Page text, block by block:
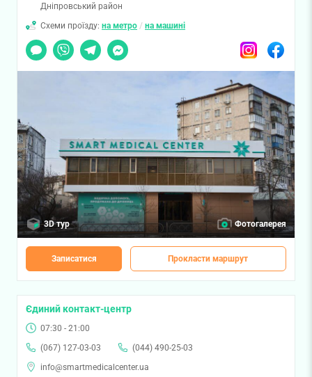
Дніпровський район
Схеми проїзду: на метро / на машині
Чат
Viber TelegramMessenger InstagramFacebook
3D тур Фотогалерея
Записатися Прокласти маршрут
Єдиний контакт-центр
07:30 - 21:00
(067) 127-03-03
(044) 490-25-03
info@smartmedicalcenter.ua